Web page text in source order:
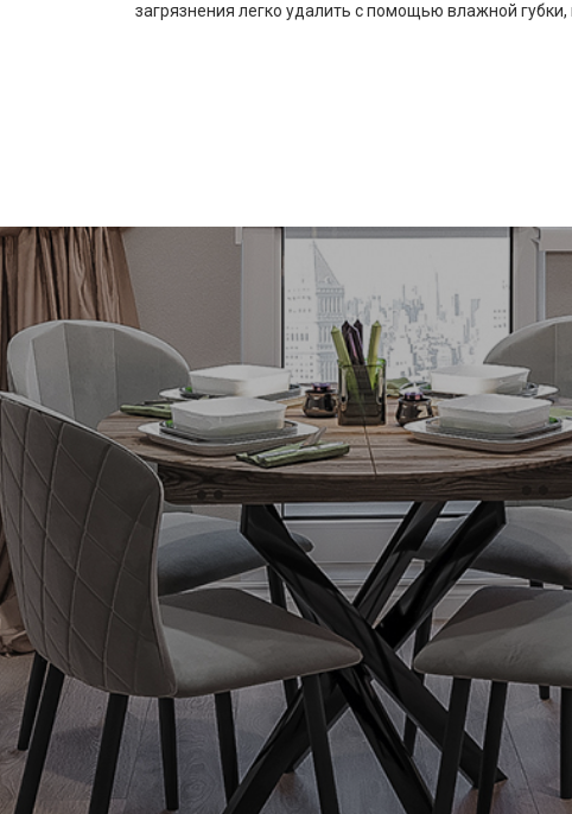
загрязнения легко удалить с помощью влажной